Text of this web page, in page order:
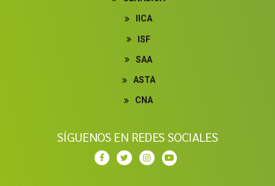
IICA
ISF
SAA
ASTA
CNA
SÍGUENOS EN REDES SOCIALES